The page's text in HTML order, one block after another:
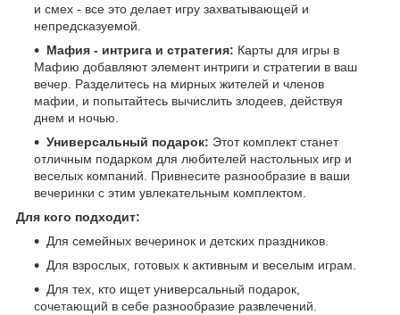
и смех - все это делает игру захватывающей и
непредсказуемой.
Мафия - интрига и стратегия: Карты для игры в
Мафию добавляют элемент интриги и стратегии в ваш
вечер. Разделитесь на мирных жителей и членов
мафии, и попытайтесь вычислить злодеев, действуя
днем и ночью.
Универсальный подарок: Этот комплект станет
отличным подарком для любителей настольных игр и
веселых компаний. Привнесите разнообразие в ваши
вечеринки с этим увлекательным комплектом.
Для кого подходит:
Для семейных вечеринок и детских праздников.
Для взрослых, готовых к активным и веселым играм.
Для тех, кто ищет универсальный подарок,
сочетающий в себе разнообразие развлечений.